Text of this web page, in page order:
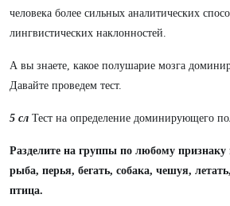
человека более сильных аналитических
лингвистических наклонностей.
А вы знаете, какое полушарие мозга
Давайте проведем тест.
5 сл Тест на определение доминирующего
Разделите на группы по любому признаку
рыба, перья, бегать, собака, чешуя,
птица.